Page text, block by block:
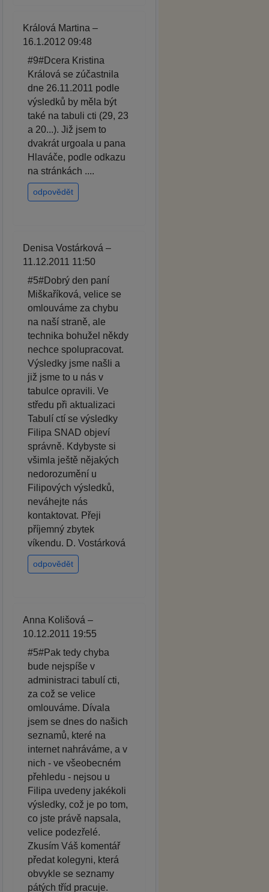
Králová Martina –
16.1.2012 09:48
#9#Dcera Kristina
Králová se zúčastnila
dne 26.11.2011 podle
výsledků by měla být
také na tabuli cti (29, 23
a 20...). Již jsem to
dvakrát urgoala u pana
Hlaváče, podle odkazu
na stránkách ....
odpovědět
Denisa Vostárková –
11.12.2011 11:50
#5#Dobrý den paní
Miškaříková, velice se
omlouváme za chybu
na naší straně, ale
technika bohužel někdy
nechce spolupracovat.
Výsledky jsme našli a
již jsme to u nás v
tabulce opravili. Ve
středu při aktualizaci
Tabulí ctí se výsledky
Filipa SNAD objeví
správně. Kdybyste si
všimla ještě nějakých
nedorozumění u
Filipových výsledků,
neváhejte nás
kontaktovat. Přeji
příjemný zbytek
víkendu. D. Vostárková
odpovědět
Anna Kolišová –
10.12.2011 19:55
#5#Pak tedy chyba
bude nejspíše v
administraci tabulí cti,
za což se velice
omlouváme. Dívala
jsem se dnes do našich
seznamů, které na
internet nahráváme, a v
nich - ve všeobecném
přehledu - nejsou u
Filipa uvedeny jakékoli
výsledky, což je po tom,
co jste právě napsala,
velice podezřelé.
Zkusím Váš komentář
předat kolegyni, která
obvykle se seznamy
pátých tříd pracuje.